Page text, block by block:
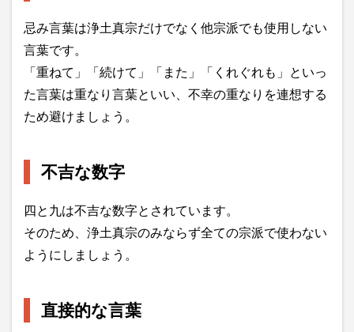
忌み言葉は浄土真宗だけでなく他宗派でも使用しない
言葉です。
「重ねて」「続けて」「また」「くれぐれも」といっ
た言葉は重なり言葉といい、不幸の重なりを連想する
ため避けましょう。
不吉な数字
四と九は不吉な数字とされています。
そのため、浄土真宗のみならず全ての宗派で使わない
ようにしましょう。
直接的な言葉